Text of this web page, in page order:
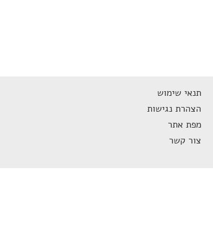
תנאי שימוש
הצהרת נגישות
מפת אתר
צור קשר